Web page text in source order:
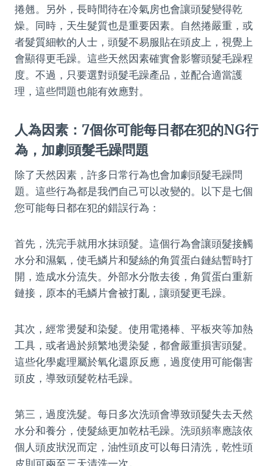
捲翹。另外，長時間待在冷氣房也會讓頭髮變得乾
燥。同時，天生髮質也是重要因素。自然捲嚴重，或
者髮質細軟的人士，頭髮不易服貼在頭皮上，視覺上
會顯得更毛躁。這些天然因素確實會影響頭髮毛躁程
度。不過，只要選對頭髮毛躁產品，並配合適當護
理，這些問題也能有效應對。
人為因素：7個你可能每日都在犯的NG行
為，加劇頭髮毛躁問題
除了天然因素，許多日常行為也會加劇頭髮毛躁問
題。這些行為都是我們自己可以改變的。以下是七個
您可能每日都在犯的錯誤行為：
首先，洗完手就用水抹頭髮。這個行為會讓頭髮接觸
水分和濕氣，使毛鱗片和髮絲的角質蛋白鏈結暫時打
開，造成水分流失。外部水分散去後，角質蛋白重新
鏈接，原本的毛鱗片會被打亂，讓頭髮更毛躁。
其次，經常燙髮和染髮。使用電捲棒、平板夾等加熱
工具，或者過於頻繁地燙染髮，都會嚴重損害頭髮。
這些化學處理屬於氧化還原反應，過度使用可能傷害
頭皮，導致頭髮乾枯毛躁。
第三，過度洗髮。每日多次洗頭會導致頭髮失去天然
水分和養分，使髮絲更加乾枯毛躁。洗頭頻率應該依
個人頭皮狀況而定，油性頭皮可以每日清洗，乾性頭